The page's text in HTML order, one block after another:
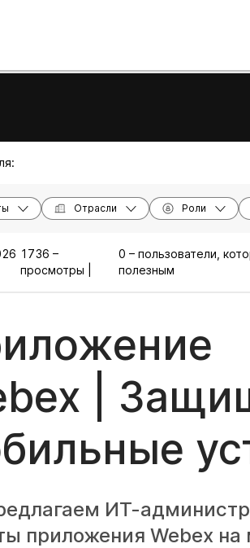
Отрасли Роли
1736 –
просмотры |
0 – пользователи,
полезным
|
ИТ-
приложения Webex на